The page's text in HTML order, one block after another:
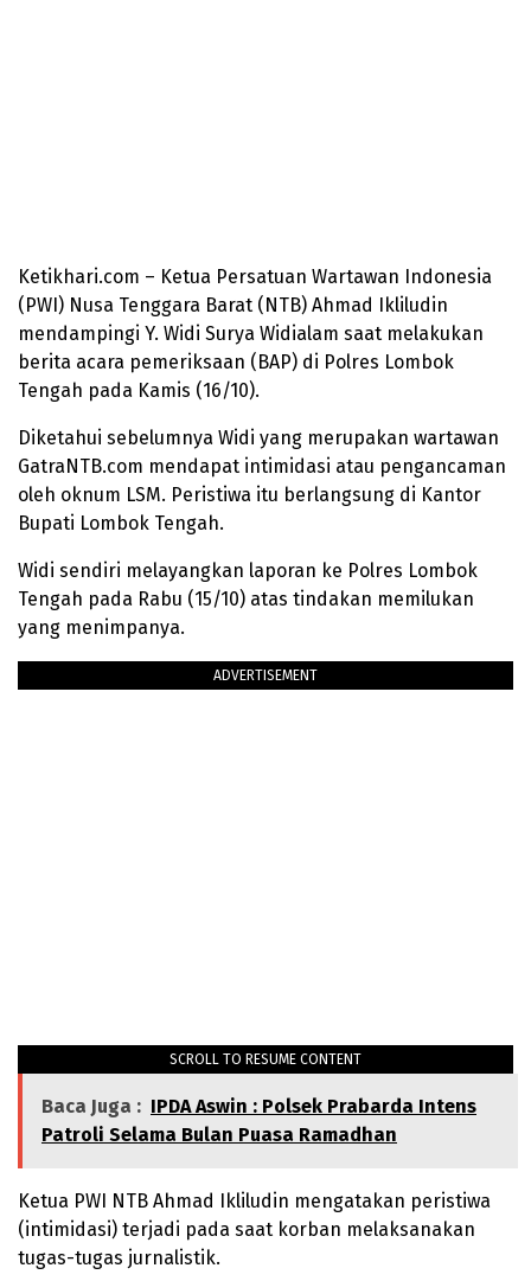
Ketikhari.com – Ketua Persatuan Wartawan Indonesia
(PWI) Nusa Tenggara Barat (NTB) Ahmad Ikliludin
mendampingi Y. Widi Surya Widialam saat melakukan
berita acara pemeriksaan (BAP) di Polres Lombok
Tengah pada Kamis (16/10).
Diketahui sebelumnya Widi yang merupakan wartawan
GatraNTB.com mendapat intimidasi atau pengancaman
oleh oknum LSM. Peristiwa itu berlangsung di Kantor
Bupati Lombok Tengah.
Widi sendiri melayangkan laporan ke Polres Lombok
Tengah pada Rabu (15/10) atas tindakan memilukan
yang menimpanya.
ADVERTISEMENT
SCROLL TO RESUME CONTENT
Baca Juga : IPDA Aswin : Polsek Prabarda Intens
Patroli Selama Bulan Puasa Ramadhan
Ketua PWI NTB Ahmad Ikliludin mengatakan peristiwa
(intimidasi) terjadi pada saat korban melaksanakan
tugas-tugas jurnalistik.